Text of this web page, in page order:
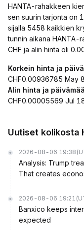
HANTA-rahakkeen
sen suurin tarjonta on
sijalla 5458 kaikkien
tunnin aikana
CHF ja alin hinta oli
Korkein hinta ja
CHF0.00936785 May
Alin hinta ja
CHF0.00005569 Jul
Uutiset kolikosta
2026-08-06 19:38
Analysis: Trump
That creates
2026-08-06 19:21
Banxico keeps
expected